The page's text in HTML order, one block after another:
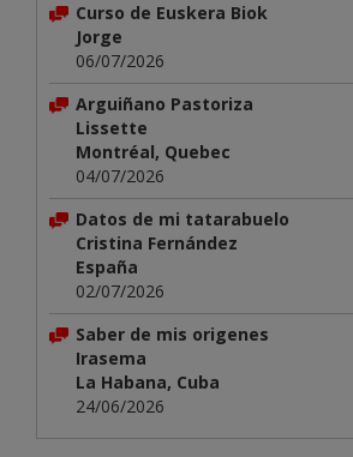
Curso de Euskera Biok
Jorge
06/07/2026
Arguiñano Pastoriza
Lissette
Montréal, Quebec
04/07/2026
Datos de mi tatarabuelo
Cristina Fernández
España
02/07/2026
Saber de mis origenes
Irasema
La Habana, Cuba
24/06/2026